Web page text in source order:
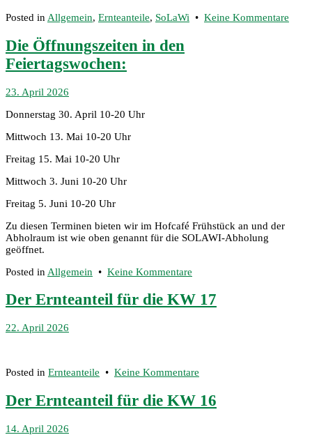
Posted inAllgemein, Ernteanteile, SoLaWi • Keine Kommentare
Die Öffnungszeiten in den
Feiertagswochen:
23. April 2026
2026
Donnerstag 30. April 10-20 Uhr
Mittwoch 13. Mai 10-20 Uhr
Freitag 15. Mai 10-20 Uhr
Mittwoch 3. Juni 10-20 Uhr
Freitag 5. Juni 10-20 Uhr
Zu diesen Terminen bieten wir im Hofcafé Frühstück an und der
Abholraum ist wie oben genannt für die SOLAWI-Abholung
geöffnet.
Posted in Allgemein • Keine Kommentare
Öffnungszeiten
in
Der Ernteanteil für die KW 17
22. April 2026
Posted in Ernteanteile • Keine Kommentare
Ernteanteil
für
Der Ernteanteil für die KW 16
14. April 2026